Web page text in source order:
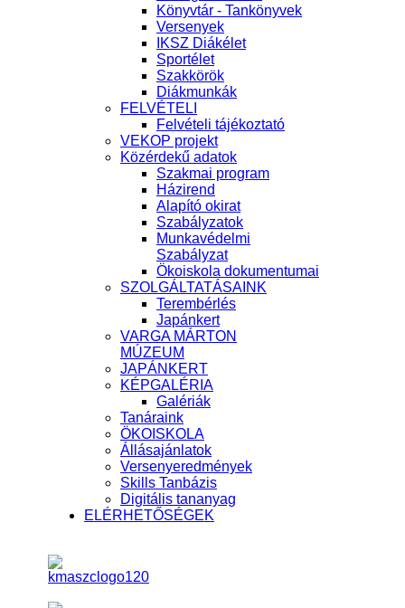
Könyvtár - Tankönyvek
Versenyek
IKSZ Diákélet
Sportélet
Szakkörök
Diákmunkák
FELVÉTELI
Felvételi tájékoztató
VEKOP projekt
Közérdekű adatok
Szakmai program
Házirend
Alapító okirat
Szabályzatok
Munkavédelmi
Szabályzat
Ökoiskola dokumentumai
SZOLGÁLTATÁSAINK
Terembérlés
Japánkert
VARGA MÁRTON
MÚZEUM
JAPÁNKERT
KÉPGALÉRIA
Galériák
Tanáraink
ÖKOISKOLA
Állásajánlatok
Versenyeredmények
Skills Tanbázis
Digitális tananyag
ELÉRHETŐSÉGEK